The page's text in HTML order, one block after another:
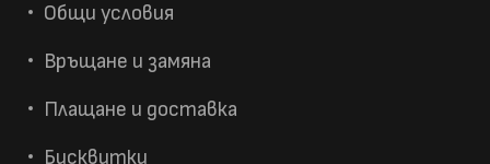
Общи условия
Връщане и замяна
Плащане и доставка
Бисквитки